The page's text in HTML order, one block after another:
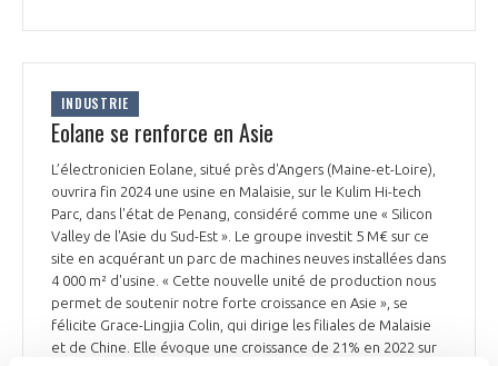
INDUSTRIE
Eolane se renforce en Asie
L’électronicien Eolane, situé près d'Angers (Maine-et-Loire),
ouvrira fin 2024 une usine en Malaisie, sur le Kulim Hi-tech
Parc, dans l'état de Penang, considéré comme une « Silicon
Valley de l'Asie du Sud-Est ». Le groupe investit 5 M€ sur ce
site en acquérant un parc de machines neuves installées dans
4 000 m² d'usine. « Cette nouvelle unité de production nous
permet de soutenir notre forte croissance en Asie », se
félicite Grace-Lingjia Colin, qui dirige les filiales de Malaisie
et de Chine. Elle évoque une croissance de 21% en 2022 sur